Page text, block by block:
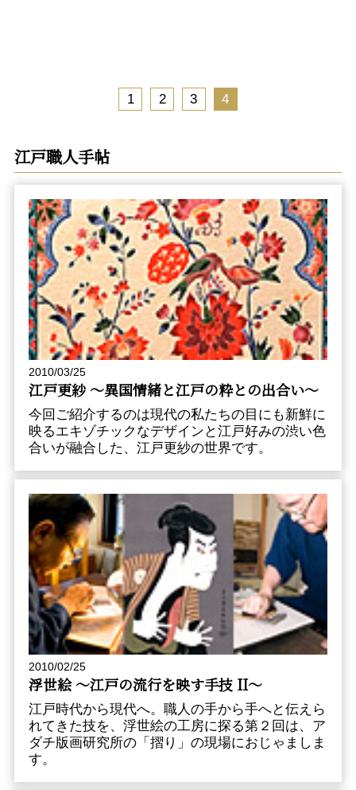
1 2 3 4
江戸職人手帖
2010/03/25
江戸更紗 〜異国情緒と江戸の粋との出合い〜
今回ご紹介するのは現代の私たちの目にも新鮮に
映るエキゾチックなデザインと江戸好みの渋い色
合いが融合した、江戸更紗の世界です。
2010/02/25
浮世絵 〜江戸の流行を映す手技 II〜
江戸時代から現代へ。職人の手から手へと伝えら
れてきた技を、浮世絵の工房に探る第２回は、ア
ダチ版画研究所の「摺り」の現場におじゃましま
す。